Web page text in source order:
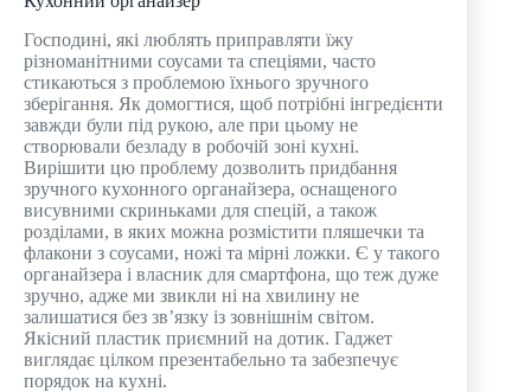
Господині, які люблять приправляти їжу
різноманітними соусами та спеціями, часто
стикаються з проблемою їхнього зручного
зберігання. Як домогтися, щоб потрібні інгредієнти
завжди були під рукою, але при цьому не
створювали безладу в робочій зоні кухні.
Вирішити цю проблему дозволить придбання
зручного кухонного органайзера, оснащеного
висувними скриньками для спецій, а також
розділами, в яких можна розмістити пляшечки та
флакони з соусами, ножі та мірні ложки. Є у такого
органайзера і власник для смартфона, що теж дуже
зручно, адже ми звикли ні на хвилину не
залишатися без зв’язку із зовнішнім світом.
Якісний пластик приємний на дотик. Гаджет
виглядає цілком презентабельно та забезпечує
порядок на кухні.